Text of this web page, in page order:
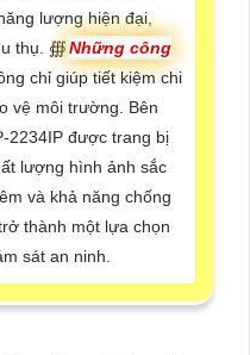
lượng hiện đại,
thụ. ∰Những công
chỉ giúp tiết kiệm chi
vệ môi trường. Bên
2234IP được trang bị
lượng hình ảnh sắc
và khả năng chống
thành một lựa chọn
sát an ninh.